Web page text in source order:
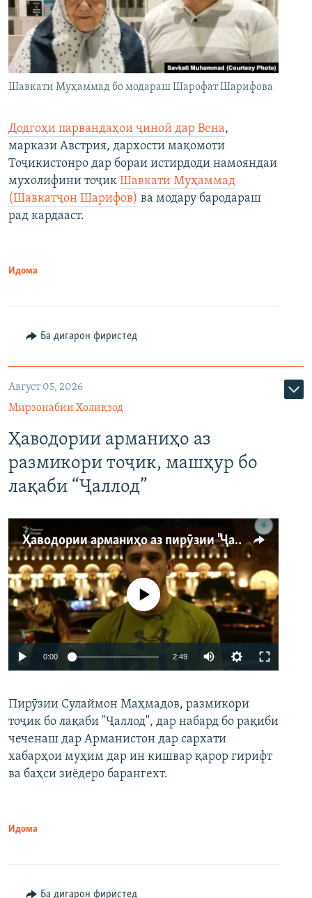
Шавкати Муҳаммад бо модараш Шарофат Шарифова
Додгоҳи парвандаҳои ҷиноӣ дар Вена,
маркази Австрия, дархости мақомоти
Тоҷикистонро дар бораи истирдоди намояндаи
мухолифини тоҷик Шавкати Муҳаммад
(Шавкатҷон Шарифов) ва модару бародараш
рад кардааст.
Идома
Ба дигарон фиристед
Август 05, 2026
Мирзонабии Холиқзод
Ҳаводории арманиҳо аз
размикори тоҷик, машҳур бо
лақаби “Ҷаллод”
Ҳаводории арманиҳо аз пирӯзии "Ҷаллод"-и тоҷик
Auto 240p 360p 480p
720p 1080p
Феълан кор намекунад
0:00 2:49
360p
480p
Пирӯзии Сулаймон Маҳмадов, размикори
тоҷик бо лақаби "Ҷаллод", дар набард бо рақиби
чеченаш дар Арманистон дар сархати
хабарҳои муҳим дар ин кишвар қарор гирифт
ва баҳси зиёдеро барангехт.
Идома
Ба дигарон фиристед